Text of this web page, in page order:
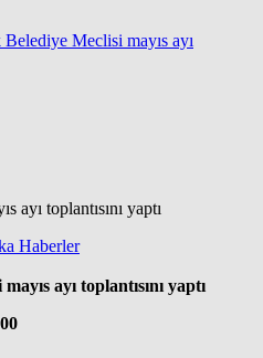
Belediye Meclisi mayıs ayı
Haberler
ayı toplantısını yaptı